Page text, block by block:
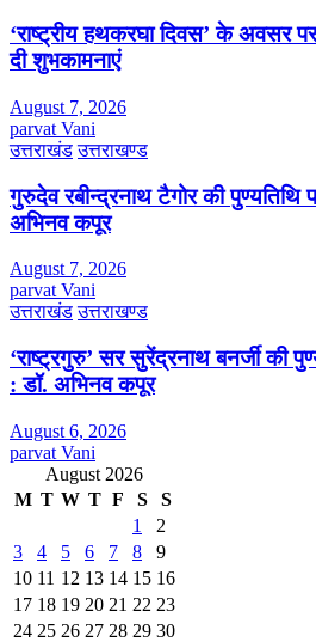
‘राष्ट्रीय हथकरघा दिवस’ के अवसर
दी शुभकामनाएं
August 7, 2026
parvat Vani
उत्तराखंड उत्तराखण्ड
गुरुदेव रबीन्द्रनाथ टैगोर की पुण्यतिथि
अभिनव कपूर
August 7, 2026
parvat Vani
उत्तराखंड उत्तराखण्ड
‘राष्ट्रगुरु’ सर सुरेंद्रनाथ बनर्जी की
: डॉ. अभिनव कपूर
August 6, 2026
parvat Vani
August 2026
M T W T F S
S
1
2
3
4 5 6 7 8
9
10 11 12 13 14 15 16
17 18 19 20 21 22 23
24 25 26 27 28 29 30